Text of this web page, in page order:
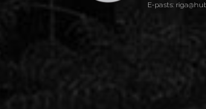
E-pasts: